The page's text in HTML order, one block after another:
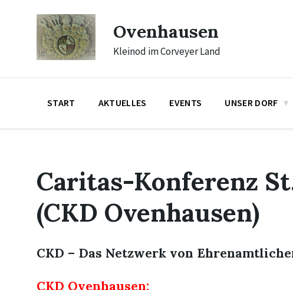
navigation
Ovenhausen
Kleinod im Corveyer Land
START AKTUELLES EVENTS UNSER DORF
Caritas-Konferenz
(CKD Ovenhausen)
CKD – Das Netzwerk von
CKD Ovenhausen: